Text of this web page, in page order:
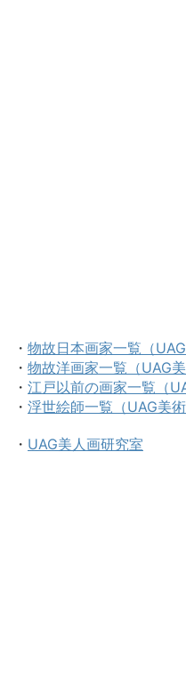
・ 物故日本画家一覧（UAG
・ 物故洋画家一覧（UAG美
・ 江戸以前の画家一覧（
・ 浮世絵師一覧（UAG美術
・ UAG美人画研究室